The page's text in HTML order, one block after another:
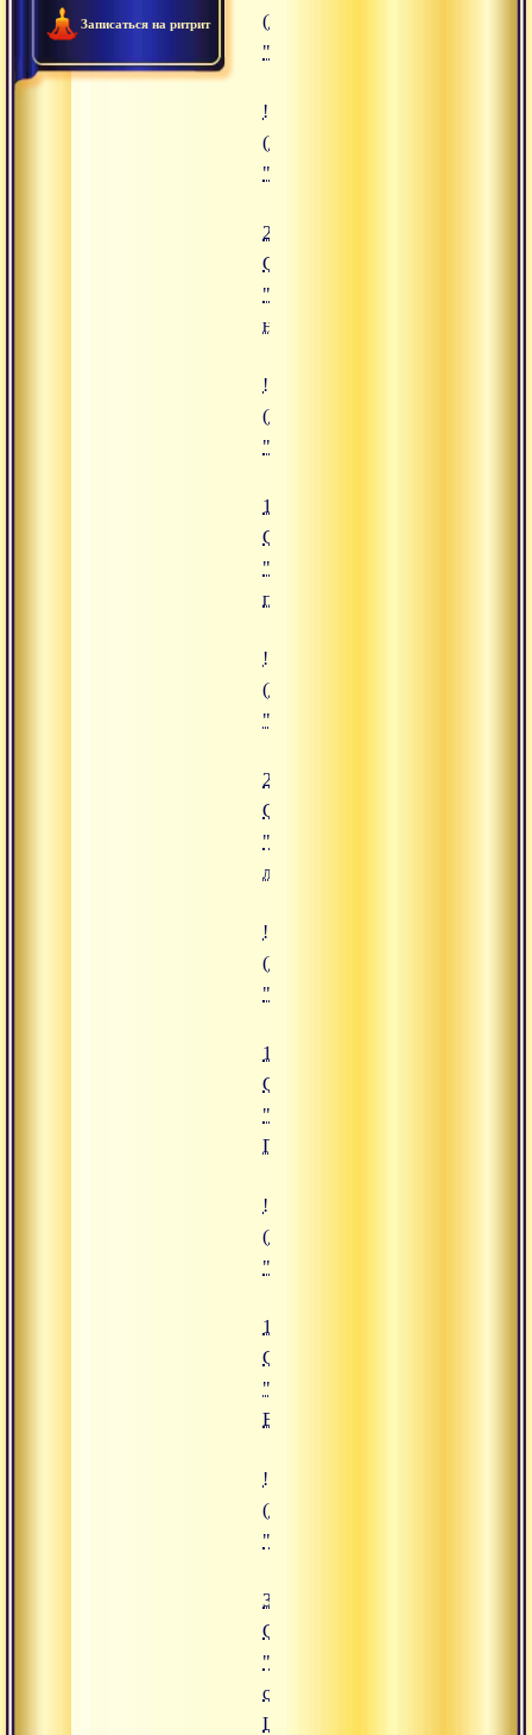
Записаться на ритрит
(https://www.advayta.org/upload/
"28.08.2019 Сатсанг "Шива и
![23.07.2019 Сатсанг
(https://www.advayta.org/upload/
"23.07.2019 Сатсанг
23.07.2019
Сатсанг
"Созерцательное
недеяние"
![13.12.2019 Сатсанг "Процесс
(https://www.advayta.org/upload/
"13.12.2019 Сатсанг "Процесс
13.12.2019
Сатсанг
"Процесс
перерождения"
![25.11.2019 Сатсанг
(https://www.advayta.org/upload/
"25.11.2019 Сатсанг
25.11.2019
Сатсанг
"Божественная
любовь"
![16.09.2019 Сатсанг
(https://www.advayta.org/upload/
"16.09.2019 Сатсанг
16.09.2019
Сатсанг
"Священная
Ганга"
![13.09.2019 Сатсанг "Сила
(https://www.advayta.org/upload/
"13.09.2019 Сатсанг "Сила
13.09.2019
Сатсанг
"Сила
Вишну"
![30.12.2019 Сатсанг "Войти в
(https://www.advayta.org/upload/
"30.12.2019 Сатсанг "Войти в
30.12.2019
Сатсанг
"Войти в
семью
Шивы"